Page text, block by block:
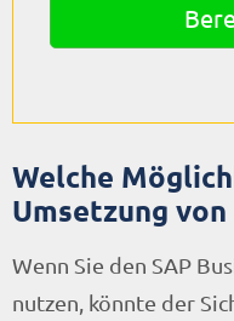
Welche
Umsetzung
Wenn Sie den SAP
nutzen, könnte der